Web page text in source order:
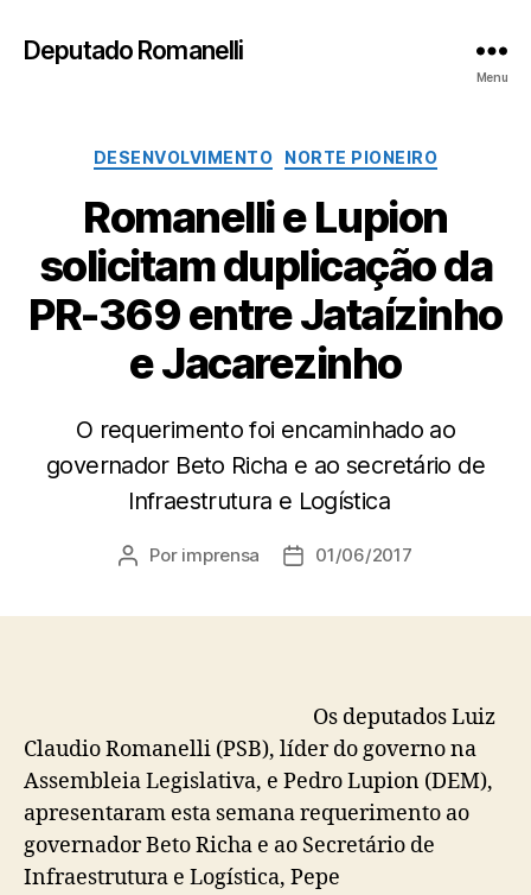
Deputado Romanelli
Menu
Categorias
DESENVOLVIMENTO NORTE PIONEIRO
Romanelli e Lupion
solicitam duplicação da
PR-369 entre Jataízinho
e Jacarezinho
O requerimento foi encaminhado ao
governador Beto Richa e ao secretário de
Infraestrutura e Logística
Autor
Por imprensa
Data01/06/2017
Os deputados Luiz
Claudio Romanelli (PSB), líder do governo na
Assembleia Legislativa, e Pedro Lupion (DEM),
apresentaram esta semana requerimento ao
governador Beto Richa e ao Secretário de
Infraestrutura e Logística, Pepe